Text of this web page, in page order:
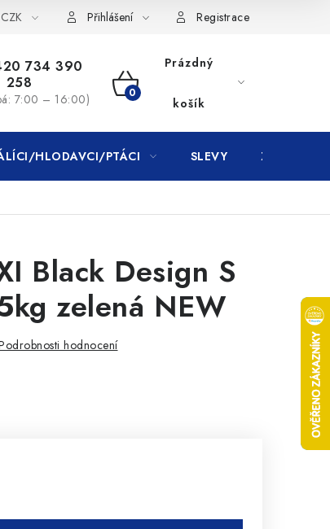
CZK Přihlášení Registrace
734 390
258
7:00 – 16:00)
NÁKUPNÍ
KOŠÍK
Prázdný
košík
HLODAVCI/PTÁCI SLEVY ZNAČKY
Black Design S
zelená NEW
hodnocení